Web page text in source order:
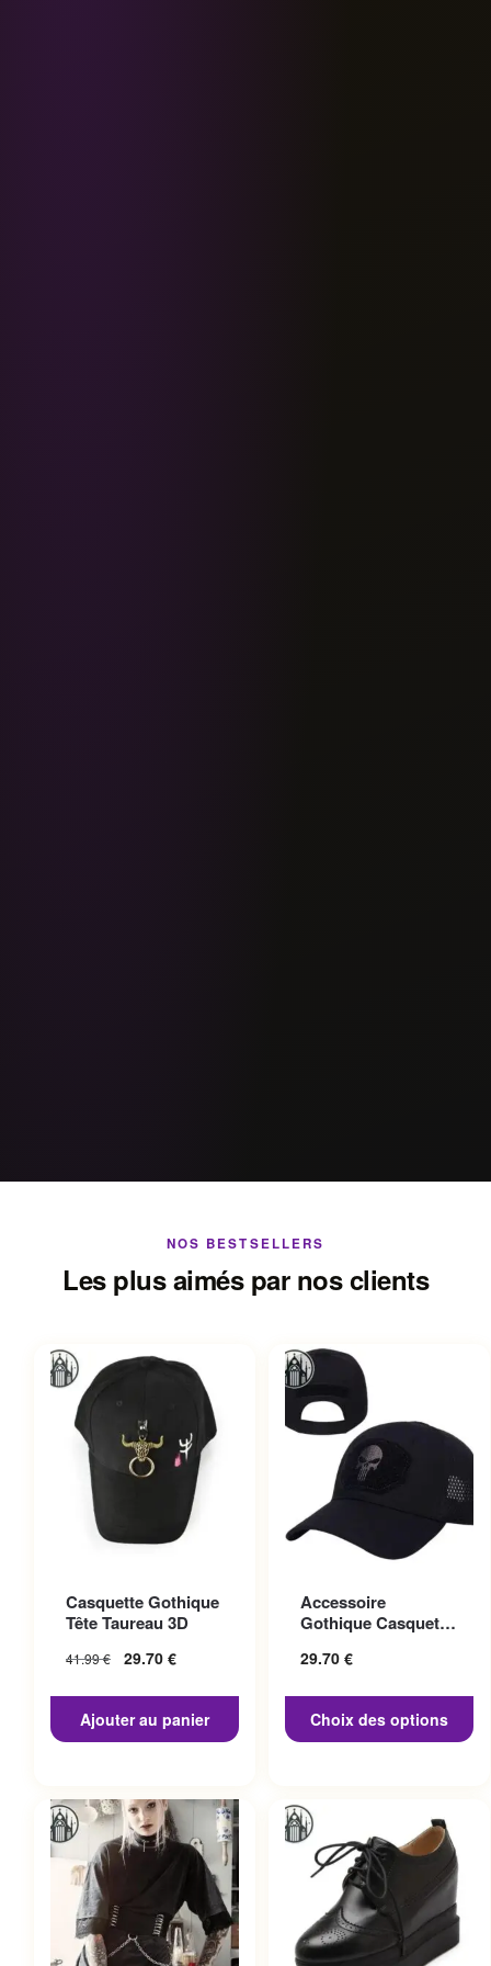
NOS BESTSELLERS
Les plus aimés par nos clients
Casquette Gothique
Tête Taureau 3D
41.99€ 29.70 €
Ajouter au panier
Accessoire
Gothique Casquette
29.70 €
Choix des options
variations. Les options
peuvent être choisies sur la
page du produit